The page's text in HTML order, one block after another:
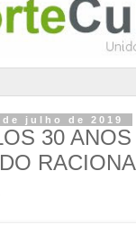
julho de 2019
30 ANOS